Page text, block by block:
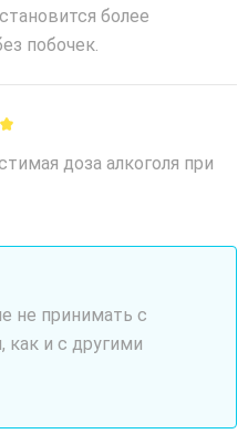
более
побочек.
доза алкоголя при
не принимать с
как и с другими